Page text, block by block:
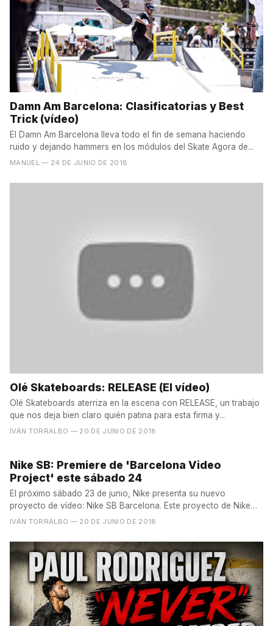
Damn Am Barcelona: Clasificatorias y Best
Trick (vídeo)
El Damn Am Barcelona lleva todo el fin de semana haciendo
ruido y dejando hammers en los módulos del Skate Agora de...
MANUEL — 24 DE JUNIO DE 2018
Olé Skateboards: RELEASE (El vídeo)
Olé Skateboards aterriza en la escena con RELEASE, un trabajo
que nos deja bien claro quién patina para esta firma y...
IVÁN TORRALBO — 20 DE JUNIO DE 2018
Nike SB: Premiere de 'Barcelona Video
Project' este sábado 24
El próximo sábado 23 de junio, Nike presenta su nuevo
proyecto de vídeo: Nike SB Barcelona. Este proyecto de Nike
SB...
IVÁN TORRALBO — 20 DE JUNIO DE 2018